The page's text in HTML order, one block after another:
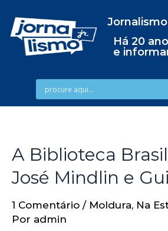
Há 20
e
A Biblioteca
José Mindlin e
1 Comentário / Moldura, Na
Por admin